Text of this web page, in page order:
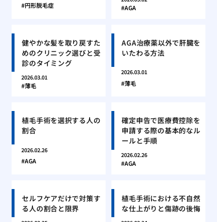
円形脱毛症 AGA
健やかな髪を取り戻すた
めのクリニック選びと受
診のタイミング
2026.03.01
薄毛
AGA治療薬以外で肝臓を
いたわる方法
2026.03.01
薄毛
植毛手術を選択する人の
割合
2026.02.26
AGA
確定申告で医療費控除を
申請する際の基本的なル
ールと手順
2026.02.26
AGA
セルフケアだけで対策す
る人の割合と限界
植毛手術における不自然
な仕上がりと傷跡の後悔